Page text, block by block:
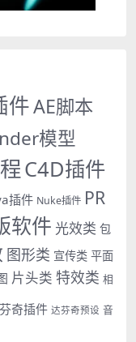
件AE脚本
模型
C4D插件
插件 Nuke插件 PR
软件 光效类 包
图形类 宣传类 平面
片头类 特效类 相
奇插件 达芬奇预设 音